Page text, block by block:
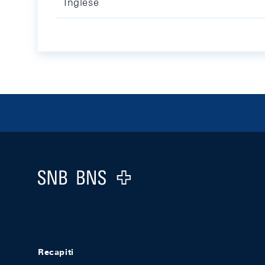
Inglese
Logo
Recapiti